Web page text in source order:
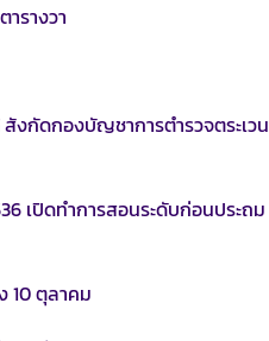
รางวา
กัดกองบัญชาการตำรวจตระเ
ดทำการสอนระดับก่อนประถม
ตุลาคม